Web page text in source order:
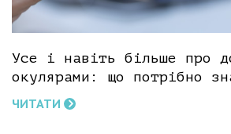
Усе і навіть більше про
окулярами: що потрібно
ЧИТАТИ